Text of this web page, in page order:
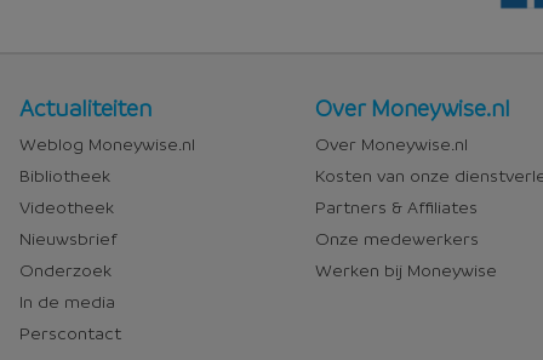
Nieuws
en
media
Actualiteiten
Weblog Moneywise.nl
Bibliotheek
Videotheek
Nieuwsbrief
Onderzoek
In de media
Perscontact
Over
Moneywise
Over Moneywise.nl
Over Moneywise.nl
Kosten van onze
Partners & Affiliates
Onze medewerkers
Werken bij Moneywise